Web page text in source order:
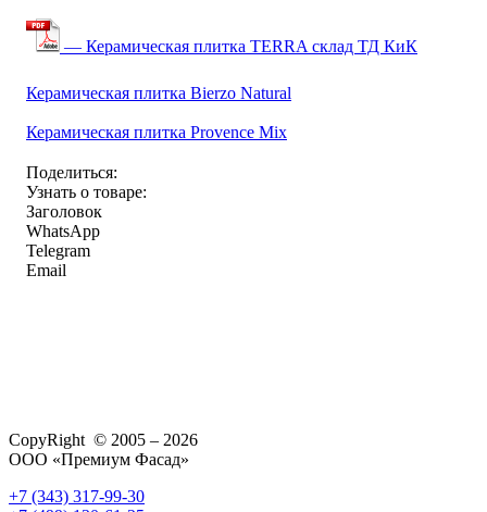
— Керамическая плитка TERRA склад ТД КиК
Керамическая плитка Bierzo Natural
Керамическая плитка Provence Mix
Поделиться:
Узнать о товаре:
Заголовок
WhatsApp
Telegram
Email
CopyRight © 2005 – 2026
ООО «Премиум Фасад»
+7 (343) 317-99-30